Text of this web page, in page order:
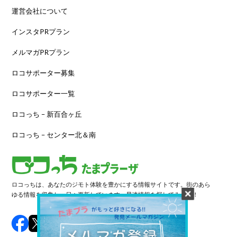
運営会社について
インスタPRプラン
メルマガPRプラン
ロコサポーター募集
ロコサポーター一覧
ロコっち – 新百合ヶ丘
ロコっち – センター北＆南
ロコっちは、あなたのジモト体験を豊かにする情報サイトです。街のあら
ゆる情報を収集し、日々更新しています。早速情報を探してみよう！